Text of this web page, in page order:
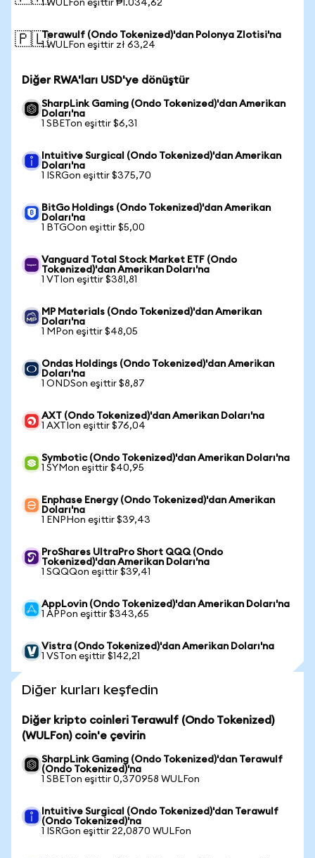
1 WULFon eşittir ₱1.034,62
🇵🇱Terawulf (Ondo Tokenized)'dan Polonya Zlotisi'na
1 WULFon eşittir zł 63,24
Diğer RWA'ları USD'ye dönüştür
SharpLink Gaming (Ondo Tokenized)'dan Amerikan
Doları'na
1 SBETon eşittir $6,31
Intuitive Surgical (Ondo Tokenized)'dan Amerikan
Doları'na
1 ISRGon eşittir $375,70
BitGo Holdings (Ondo Tokenized)'dan Amerikan
Doları'na
1 BTGOon eşittir $5,00
Vanguard Total Stock Market ETF (Ondo
Tokenized)'dan Amerikan Doları'na
1 VTIon eşittir $381,81
MP Materials (Ondo Tokenized)'dan Amerikan
Doları'na
1 MPon eşittir $48,05
Ondas Holdings (Ondo Tokenized)'dan Amerikan
Doları'na
1 ONDSon eşittir $8,87
AXT (Ondo Tokenized)'dan Amerikan Doları'na
1 AXTIon eşittir $76,04
Symbotic (Ondo Tokenized)'dan Amerikan Doları'na
1 SYMon eşittir $40,95
Enphase Energy (Ondo Tokenized)'dan Amerikan
Doları'na
1 ENPHon eşittir $39,43
ProShares UltraPro Short QQQ (Ondo
Tokenized)'dan Amerikan Doları'na
1 SQQQon eşittir $39,41
AppLovin (Ondo Tokenized)'dan Amerikan Doları'na
1 APPon eşittir $343,65
Vistra (Ondo Tokenized)'dan Amerikan Doları'na
1 VSTon eşittir $142,21
Diğer kurları keşfedin
Diğer kripto coinleri Terawulf (Ondo Tokenized)
(WULFon) coin'e çevirin
SharpLink Gaming (Ondo Tokenized)'dan Terawulf
(Ondo Tokenized)'na
1 SBETon eşittir 0,370958 WULFon
Intuitive Surgical (Ondo Tokenized)'dan Terawulf
(Ondo Tokenized)'na
1 ISRGon eşittir 22,0870 WULFon